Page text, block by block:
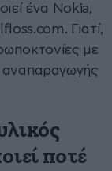
ένα Nokia,
Γιατί,
με
αναπαραγωγής
ποτέ